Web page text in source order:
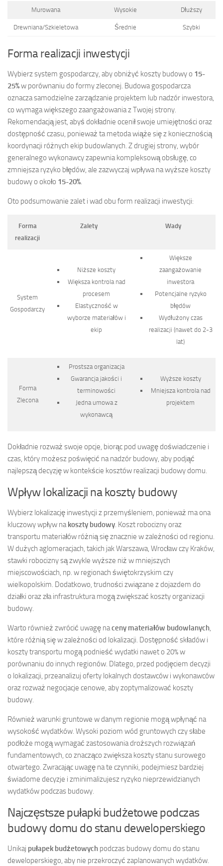
Murowana Wysokie Dłuższy
Drewniana/Szkieletowa Średnie Szybki
Forma realizacji inwestycji
Wybierz system gospodarczy, aby obniżyć koszty budowy o 15-
25%w porównaniu do formy zleconej. Budowa gospodarcza
oznacza samodzielne zarządzanie projektem lub nadzór inwestora,
co wymaga większego zaangażowania z Twojej strony.
Rekomendacją jest, abyś dokładnie ocenił swoje umiejętności oraz
dostępność czasu, ponieważ ta metoda wiąże się z koniecznością
koordynacji różnych ekip budowlanych. Z drugiej strony, wybór
generalnego wykonawcy zapewnia kompleksową obsługę, co
zmniejsza ryzyko błędów, ale zazwyczaj wpływa na wyższe koszty
budowy o około 15-20%
Oto podsumowanie zalet i wad obu form realizacji inwestycji:
Forma
realizacji
Zalety Wady
System
Gospodarczy
Niższe koszty
Większa kontrola nad
procesem
Elastyczność w
wyborze materiałów i
ekip
Większe
zaangażowanie
inwestora
Potencjalne ryzyko
błędów
Wydłużony czas
realizacji (nawet do 2-3
lat)
Forma
Zlecona
Prostsza organizacja
Gwarancja jakości i
terminowości
Jedna umowa z
wykonawcą
Wyższe koszty
Mniejsza kontrola nad
projektem
Dokładnie rozważ swoje opcje, biorąc pod uwagę doświadczenie i
czas, który możesz poświęcić na nadzór budowy, aby podjąć
najlepszą decyzję w kontekście kosztów realizacji budowy domu.
Wpływ lokalizacji na koszty budowy
Wybierz lokalizację inwestycji z przemyśleniem, ponieważ ma ona
kluczowy wpływ nakoszty budowy. Koszt robocizny oraz
transportu materiałów różnią się znacznie w zależności od regionu.
W dużych aglomeracjach, takich jak Warszawa, Wrocław czy Kraków,
stawki robocizny są zwykle wyższe niż w mniejszych
miejscowościach, np. w regionach świętokrzyskim czy
wielkopolskim. Dodatkowo, trudności związane z dojazdem do
działki oraz zła infrastruktura mogą zwiększać koszty organizacji
budowy.
Warto również zwrócić uwagę naceny materiałów budowlanych,
które różnią się w zależności od lokalizacji. Dostępność składów i
koszty transportu mogą podnieść wydatki nawet o 20% w
porównaniu do innych regionów. Dlatego, przed podjęciem decyzji
o lokalizacji, przeanalizuj oferty lokalnych dostawców i wykonawców
oraz rozważ negocjacje cenowe, aby zoptymalizować koszty
budowy.
Również warunki gruntowe w danym regionie mogą wpłynąć na
wysokość wydatków. Wysoki poziom wód gruntowych czy słabe
podłoże mogą wymagać zastosowania droższych rozwiązań
fundamentowych, co znacząco zwiększa koszty stanu surowego
otwartego. Zwracając uwagę na te czynniki, podejmiesz bardziej
świadome decyzje i zminimalizujesz ryzyko nieprzewidzianych
wydatków podczas budowy.
Najczęstsze pułapki budżetowe podczas
budowy domu do stanu deweloperskiego
Unikaj pułapek budżetowych podczas budowy domu do stanu
deweloperskiego, aby nie przekroczyć zaplanowanych wydatków.